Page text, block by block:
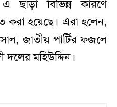
বিভিন্ন কারণে
করা হয়েছে। এরা হলেন,
জাতীয় পার্টির ফজলে
দলের মহিউদ্দিন।